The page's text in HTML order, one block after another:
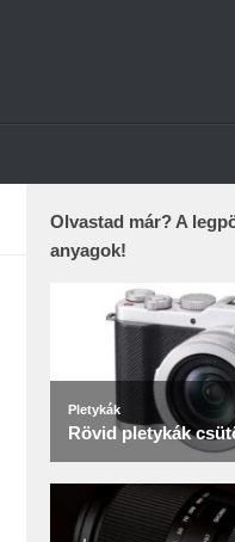
Olvastad már? A
anyagok!